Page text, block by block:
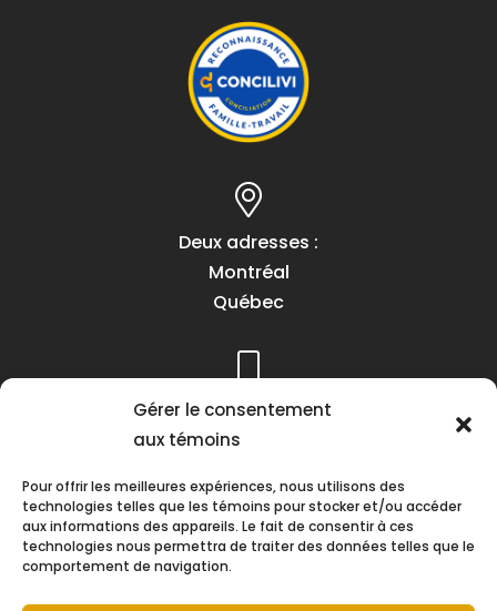
Gérer le consentement
aux témoins
Pour offrir les meilleures expériences, nous utilisons des
technologies telles que les témoins pour stocker et/ou accéder
aux informations des appareils. Le fait de consentir à ces
technologies nous permettra de traiter des données telles que le
comportement de navigation.
Deux adresses :
Montréal
Québec
Téléphone :
(418) 622-1001
Heures d’ouverture :